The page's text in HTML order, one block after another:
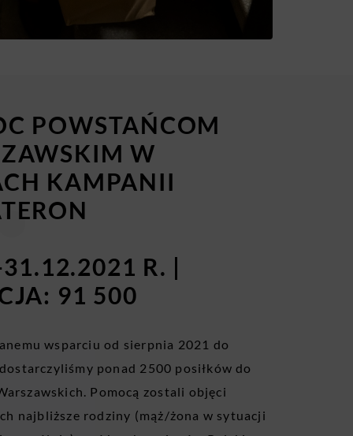
POWSTAŃCOM
W
KAMPANII
R. |
91 500
wsparciu od sierpnia 2021 do
ponad 2500 posiłków do
Pomocą zostali objęci
najbliższe rodziny (mąż/żona w sytuacji